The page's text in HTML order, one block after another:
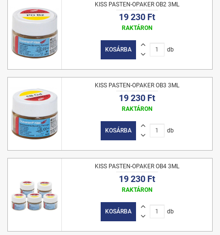
KISS PASTEN-OPAKER OB2 3ML
19 230 Ft
RAKTÁRON
KOSÁRBA db
KISS PASTEN-OPAKER OB3 3ML
19 230 Ft
RAKTÁRON
KOSÁRBA db
KISS PASTEN-OPAKER OB4 3ML
19 230 Ft
RAKTÁRON
KOSÁRBA db